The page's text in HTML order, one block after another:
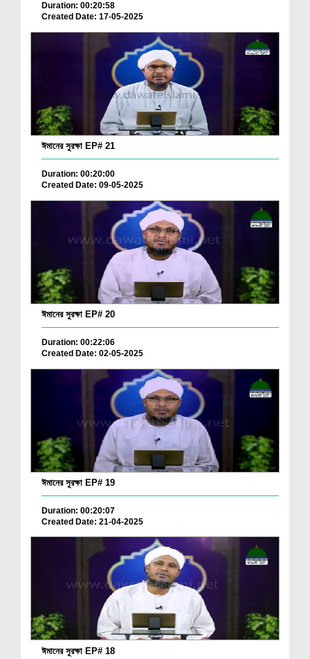
Duration: 00:20:58
Created Date: 17-05-2025
ঈমানের সুরক্ষা EP# 21
Duration: 00:20:00
Created Date: 09-05-2025
ঈমানের সুরক্ষা EP# 20
Duration: 00:22:06
Created Date: 02-05-2025
ঈমানের সুরক্ষা EP# 19
Duration: 00:20:07
Created Date: 21-04-2025
ঈমানের সুরক্ষা EP# 18